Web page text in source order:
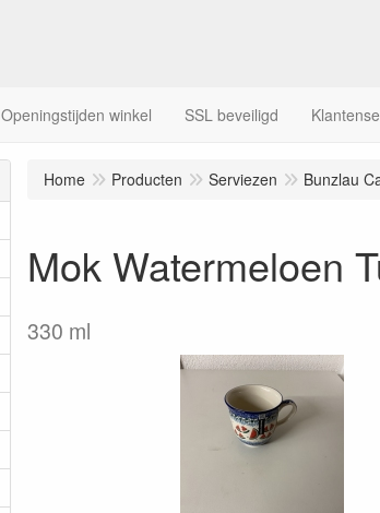
Openingstijden winkel SSL beveiligd
Home Producten Serviezen Bunzlau
Mok Watermeloen
330 ml